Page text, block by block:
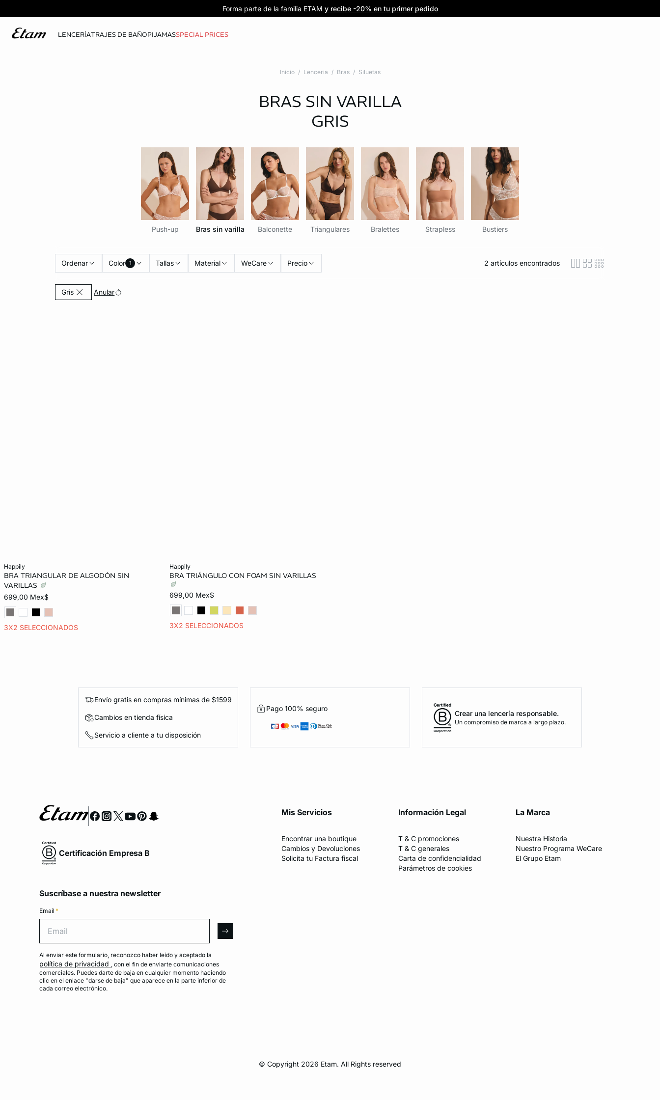
-20% en tu primera ordenal iniciar sesión
Beneficio exclusivo para clientes nuevos Únete a ETAM
Forma parte de la familia ETAM y recibe -20% en tu primer pedido
Envío gratisen compras de $1599
LENCERÍATRAJES DE BAÑOPIJAMASSPECIAL PRICES
Inicio Lenceria Bras Siluetas
BRAS SIN VARILLA
GRIS
Push-up Bras sin varilla Balconette Triangulares Bralettes Strapless Bustiers
Ordenar Color 1 Tallas Material WeCare Precio 2 artículos encontrados icon-layout-
icon-layout-
icon-layout-
GrisCurrently Refined by Color: Gris
Anular
happily
BRA TRIANGULAR DE ALGODÓN SIN
VARILLAS
699,00 Mex$
3X2 SELECCIONADOS
34A
32C
happily
BRA TRIÁNGULO CON FOAM SIN VARILLAS
699,00 Mex$
3X2 SELECCIONADOS
36B 32C
Envío gratis en compras mínimas de $1599
Cambios en tienda física
Servicio a cliente a tu disposición
Pago 100% seguro
Crear una lencería responsable.
Un compromiso de marca a largo plazo.
Certificación Empresa B
Suscríbase a nuestra newsletter
Email *
Email
arrow
Al enviar este formulario, reconozco haber leído y aceptado la
política de privacidad , con el fin de enviarte comunicaciones
comerciales. Puedes darte de baja en cualquier momento haciendo
clic en el enlace "darse de baja" que aparece en la parte inferior de
cada correo electrónico.
Mis Servicios
Encontrar una boutique
Cambios y Devoluciones
Solicita tu Factura fiscal
Información Legal
T & C promociones
T & C generales
Carta de confidencialidad
Parámetros de cookies
La Marca
Nuestra Historia
Nuestro Programa WeCare
El Grupo Etam
© Copyright 2026 Etam. All Rights reserved